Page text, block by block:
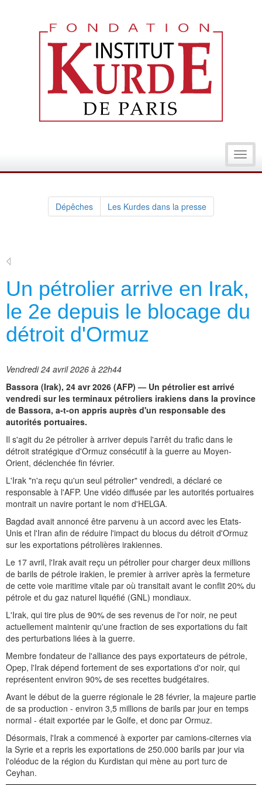
Dépêches Les Kurdes dans la presse
Un pétrolier arrive en Irak,
le 2e depuis le blocage du
détroit d'Ormuz
Vendredi 24 avril 2026 à 22h44
Bassora (Irak), 24 avr 2026 (AFP) — Un pétrolier est arrivé
vendredi sur les terminaux pétroliers irakiens dans la province
de Bassora, a-t-on appris auprès d'un responsable des
autorités portuaires.
Il s'agit du 2e pétrolier à arriver depuis l'arrêt du trafic dans le
détroit stratégique d'Ormuz consécutif à la guerre au Moyen-
Orient, déclenchée fin février.
L'Irak "n'a reçu qu'un seul pétrolier" vendredi, a déclaré ce
responsable à l'AFP. Une vidéo diffusée par les autorités portuaires
montrait un navire portant le nom d'HELGA.
Bagdad avait annoncé être parvenu à un accord avec les Etats-
Unis et l'Iran afin de réduire l'impact du blocus du détroit d'Ormuz
sur les exportations pétrolières irakiennes.
Le 17 avril, l'Irak avait reçu un pétrolier pour charger deux millions
de barils de pétrole irakien, le premier à arriver après la fermeture
de cette voie maritime vitale par où transitait avant le conflit 20% du
pétrole et du gaz naturel liquéfié (GNL) mondiaux.
L'Irak, qui tire plus de 90% de ses revenus de l'or noir, ne peut
actuellement maintenir qu'une fraction de ses exportations du fait
des perturbations liées à la guerre.
Membre fondateur de l'alliance des pays exportateurs de pétrole,
Opep, l'Irak dépend fortement de ses exportations d'or noir, qui
représentent environ 90% de ses recettes budgétaires.
Avant le début de la guerre régionale le 28 février, la majeure partie
de sa production - environ 3,5 millions de barils par jour en temps
normal - était exportée par le Golfe, et donc par Ormuz.
Désormais, l'Irak a commencé à exporter par camions-citernes via
la Syrie et a repris les exportations de 250.000 barils par jour via
l'oléoduc de la région du Kurdistan qui mène au port turc de
Ceyhan.